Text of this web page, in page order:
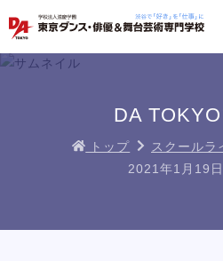
学科・専攻 資料請求
DA
トップ スクールラ
2021年1月19